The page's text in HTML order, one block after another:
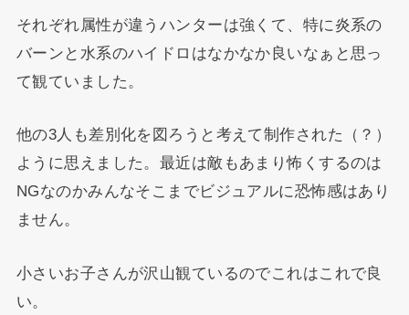
それぞれ属性が違うハンターは強くて、特に炎系の
バーンと水系のハイドロはなかなか良いなぁと思っ
て観ていました。
他の3人も差別化を図ろうと考えて制作された（？）
ように思えました。最近は敵もあまり怖くするのは
NGなのかみんなそこまでビジュアルに恐怖感はあり
ません。
小さいお子さんが沢山観ているのでこれはこれで良
い。